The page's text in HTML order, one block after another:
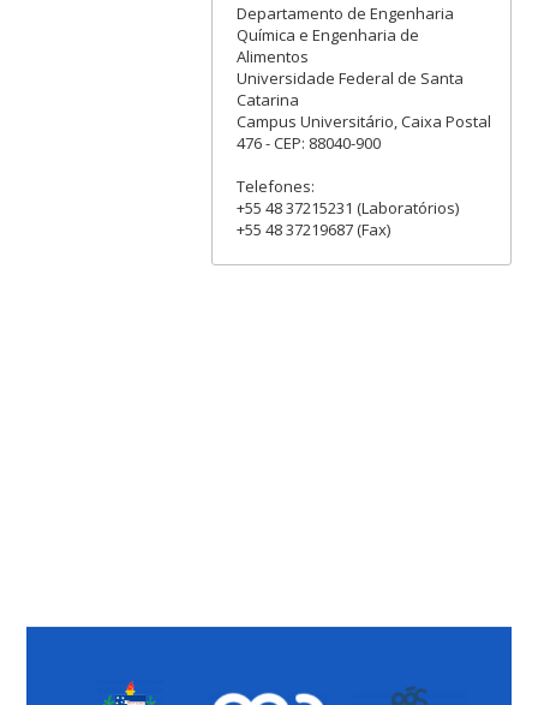
Departamento de Engenharia
Química e Engenharia de
Alimentos
Universidade Federal de Santa
Catarina
Campus Universitário, Caixa Postal
476 - CEP: 88040-900
Telefones:
+55 48 37215231 (Laboratórios)
+55 48 37219687 (Fax)